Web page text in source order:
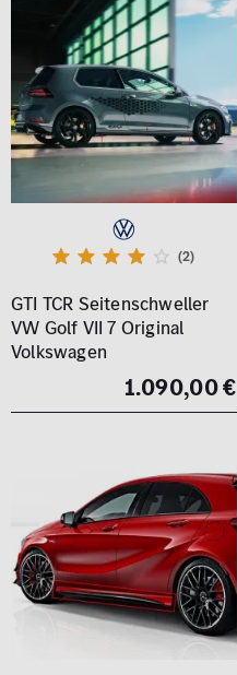
(2)
GTI TCR Seitenschweller
VW Golf VII 7 Original
Volkswagen
1.090,00 €